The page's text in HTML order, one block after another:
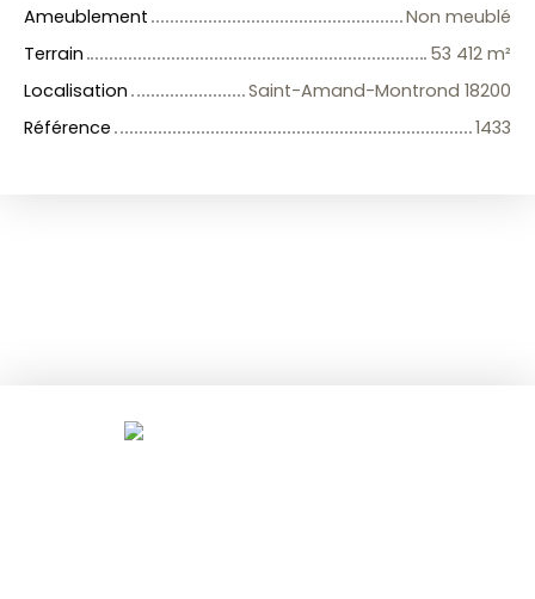
Ameublement
Non meublé
Terrain
53 412 m²
Localisation
Saint-Amand-Montrond 18200
Référence
1433